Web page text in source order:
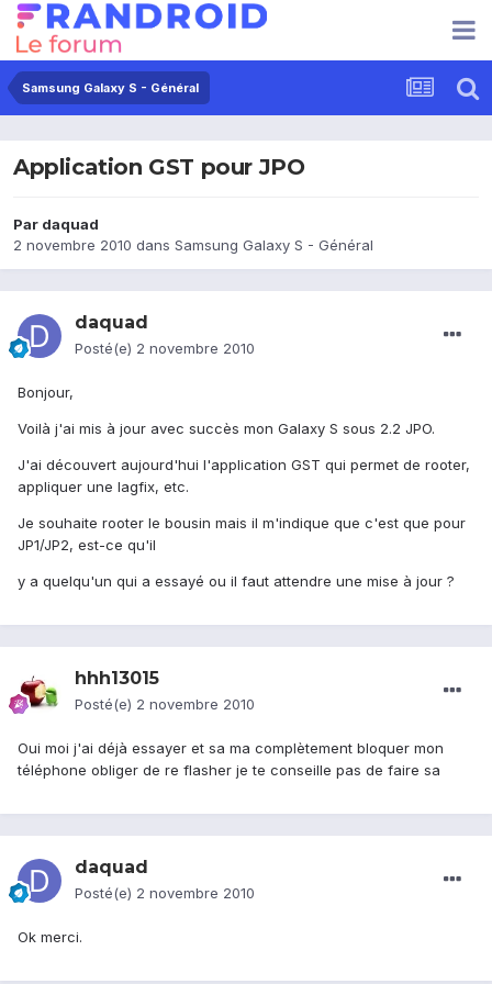
Samsung Galaxy S - Général
Application GST pour JPO
Par daquad
2 novembre 2010 dans Samsung Galaxy S - Général
daquad
Posté(e) 2 novembre 2010
Bonjour,
Voilà j'ai mis à jour avec succès mon Galaxy S sous 2.2 JPO.
J'ai découvert aujourd'hui l'application GST qui permet de rooter,
appliquer une lagfix, etc.
Je souhaite rooter le bousin mais il m'indique que c'est que pour
JP1/JP2, est-ce qu'il
y a quelqu'un qui a essayé ou il faut attendre une mise à jour ?
hhh13015
Posté(e) 2 novembre 2010
Oui moi j'ai déjà essayer et sa ma complètement bloquer mon
téléphone obliger de re flasher je te conseille pas de faire sa
daquad
Posté(e) 2 novembre 2010
Ok merci.